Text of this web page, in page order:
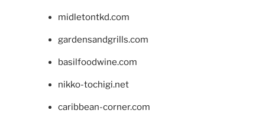
midletontkd.com
gardensandgrills.com
basilfoodwine.com
nikko-tochigi.net
caribbean-corner.com